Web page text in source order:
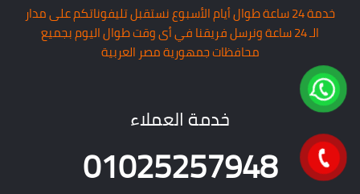
خدمة 24 ساعة طوال أيام الأسبوع نستقبل تليفوناتكم على مدار
الـ 24 ساعة ونرسل فريقنا في أى وقت طوال اليوم بجميع
محافظات جمهورية مصر العربية
خدمة العملاء
01025257948